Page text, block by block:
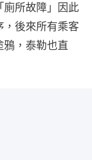
廁所故障」因此
，後來所有乘客
鴉，泰勒也直